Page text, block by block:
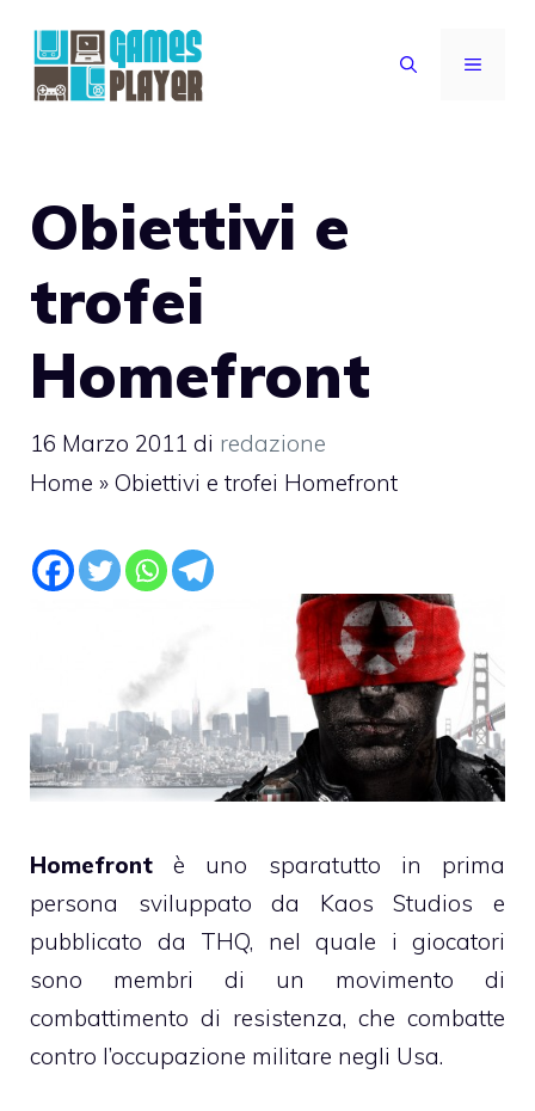
contenuto
MENU
Obiettivi e
trofei
Homefront
16 Marzo 2011 di redazione
Home » Obiettivi e trofei Homefront
Homefront è uno sparatutto in prima
persona sviluppato da Kaos Studios e
pubblicato da THQ, nel quale i giocatori
sono membri di un movimento di
combattimento di resistenza, che combatte
contro l’occupazione militare negli Usa.